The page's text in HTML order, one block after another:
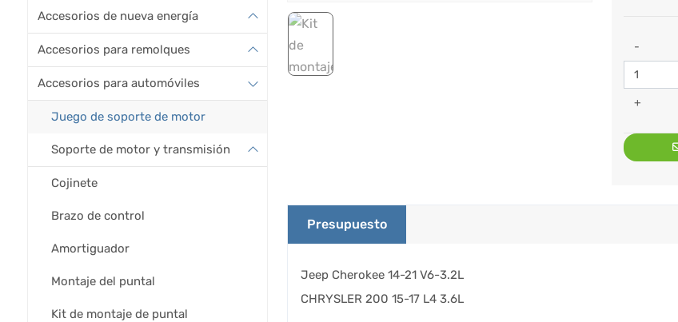
-
+
Presupuesto
Jeep Cherokee 14-21 V6-3.2L
CHRYSLER 200 15-17 L4 3.6L
Accesorios de nueva energía
Accesorios para remolques
Accesorios para automóviles
Juego de soporte de motor
Soporte de motor y transmisión
Cojinete
Brazo de control
Amortiguador
Montaje del puntal
Kit de montaje de puntal